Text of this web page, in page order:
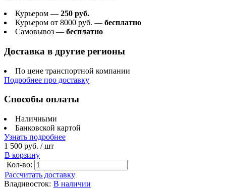
Курьером — 250 руб.
Курьером от 8000 руб. — бесплатно
Самовывоз — бесплатно
Доставка в другие регионы
По цене транспортной компании
Подробнее про доставку
Способы оплаты
Наличными
Банковской картой
Узнать подробнее
1 500 руб. / шт
В корзину
Кол-во:
Рассчитать доставку
Владивосток: В наличии